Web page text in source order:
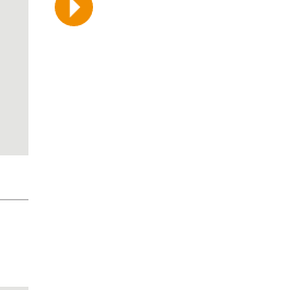
Sascha Schürmann